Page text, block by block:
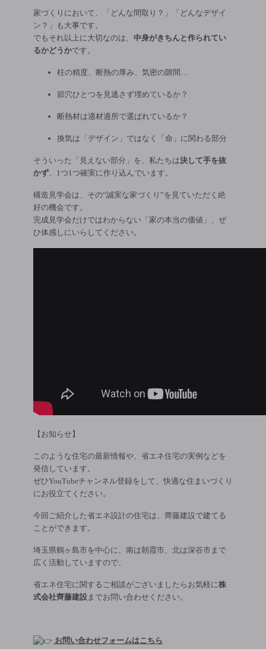
家づくりにおいて、「どんな間取り？」「どんなデザイ
ン？」も大事です。
でもそれ以上に大切なのは、 中身がきちんと作られてい
るかどうかです。
柱の精度、断熱の厚み、気密の隙間…
節穴ひとつを見逃さず埋めているか？
断熱材は適材適所で選ばれているか？
換気は「デザイン」ではなく「命」に関わる部分
そういった「見えない部分」を、私たちは決して手を抜
かず、1つ1つ確実に作り込んでいます。
構造見学会は、その“誠実な家づくり”を見ていただく絶
好の機会です。
完成見学会だけではわからない「家の本当の価値」、ぜ
ひ体感しにいらしてください。
【お知らせ】
このような住宅の最新情報や、省エネ住宅の実例などを
発信しています。
ぜひYouTubeチャンネル登録をして、快適な住まいづくり
にお役立てください。
今回ご紹介した省エネ設計の住宅は、齊藤建設で建てる
ことができます。
埼玉県鶴ヶ島市を中心に、南は朝霞市、北は深谷市まで
広く活動していますので、
省エネ住宅に関するご相談がございましたらお気軽に株
式会社齊藤建設までお問い合わせください。
お問い合わせフォームはこちら